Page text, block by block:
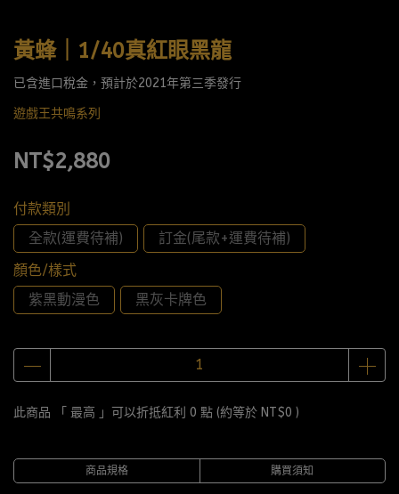
黃蜂｜1/40真紅眼黑龍
已含進口稅金，預計於2021年第三季發行
遊戲王共鳴系列
NT$2,880
付款類別
全款(運費待補)
訂金(尾款+運費待補)
顏色/樣式
紫黑動漫色
黑灰卡牌色
此商品 「 最高 」可以折抵紅利 0 點 (約等於 NT$0 )
商品規格 購買須知